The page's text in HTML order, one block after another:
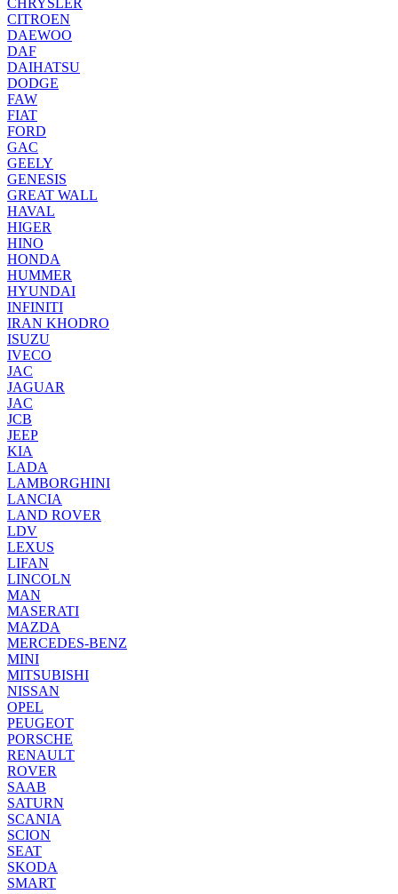
CHRYSLER
CITROEN
DAEWOO
DAF
DAIHATSU
DODGE
FAW
FIAT
FORD
GAC
GEELY
GENESIS
GREAT WALL
HAVAL
HIGER
HINO
HONDA
HUMMER
HYUNDAI
INFINITI
IRAN KHODRO
ISUZU
IVECO
JAC
JAGUAR
JAС
JCB
JEEP
KIA
LADA
LAMBORGHINI
LANCIA
LAND ROVER
LDV
LEXUS
LIFAN
LINCOLN
MAN
MASERATI
MAZDA
MERCEDES-BENZ
MINI
MITSUBISHI
NISSAN
OPEL
PEUGEOT
PORSCHE
RENAULT
ROVER
SAAB
SATURN
SCANIA
SCION
SEAT
SKODA
SMART